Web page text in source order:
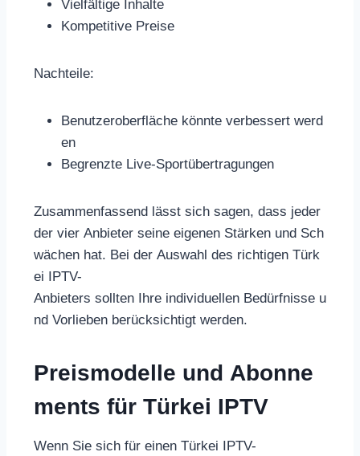
Vielfältige Inhalte
Kompetitive Preise
Nachteile:
Benutzeroberfläche könnte verbessert werd
en
Begrenzte Live-Sportübertragungen
Zusammenfassend lässt sich sagen, dass jeder
der vier Anbieter seine eigenen Stärken und Sch
wächen hat. Bei der Auswahl des richtigen Türk
ei IPTV-
Anbieters sollten Ihre individuellen Bedürfnisse u
nd Vorlieben berücksichtigt werden.
Preismodelle und Abonne
ments für Türkei IPTV
Wenn Sie sich für einen Türkei IPTV-